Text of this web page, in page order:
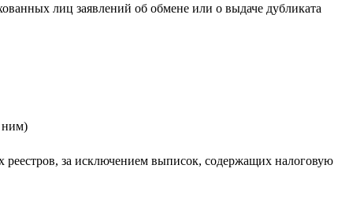
лиц заявлений об обмене или о выдаче дубликата
ним)
за исключением выписок, содержащих налоговую